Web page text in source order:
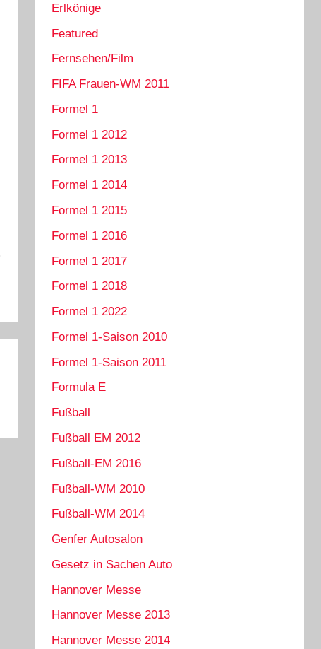
Erlkönige
Featured
Fernsehen/Film
FIFA Frauen-WM 2011
Formel 1
Formel 1 2012
Formel 1 2013
Formel 1 2014
Formel 1 2015
Formel 1 2016
Formel 1 2017
Formel 1 2018
Formel 1 2022
Formel 1-Saison 2010
Formel 1-Saison 2011
Formula E
Fußball
Fußball EM 2012
Fußball-EM 2016
Fußball-WM 2010
Fußball-WM 2014
Genfer Autosalon
Gesetz in Sachen Auto
Hannover Messe
Hannover Messe 2013
Hannover Messe 2014